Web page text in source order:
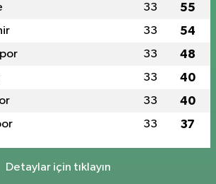
33 55
33 54
33 48
33 40
33 40
33 37
Detaylar için tıklayın